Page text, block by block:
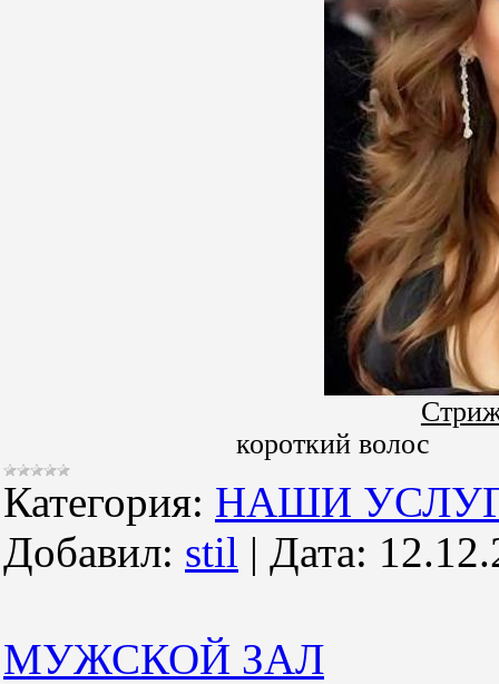
короткий волос
Категория: НАШИ
Добавил: stil | Дата:
МУЖСКОЙ ЗАЛ